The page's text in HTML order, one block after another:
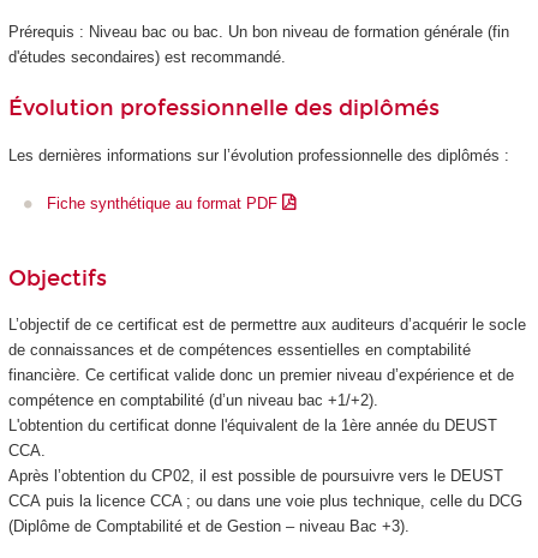
Prérequis : Niveau bac ou bac. Un bon niveau de formation générale (fin
d'études secondaires) est recommandé.
Évolution professionnelle des diplômés
Les dernières informations sur l’évolution professionnelle des diplômés :
Fiche synthétique au format PDF
Objectifs
L’objectif de ce certificat est de permettre aux auditeurs d’acquérir le socle
de connaissances et de compétences essentielles en comptabilité
financière. Ce certificat valide donc un premier niveau d’expérience et de
compétence en comptabilité (d’un niveau bac +1/+2).
L'obtention du certificat donne l'équivalent de la 1ère année du DEUST
CCA.
Après l’obtention du CP02, il est possible de poursuivre vers le DEUST
CCA puis la licence CCA ; ou dans une voie plus technique, celle du DCG
(Diplôme de Comptabilité et de Gestion – niveau Bac +3).